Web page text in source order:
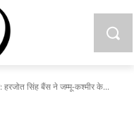
हरजोत सिंह बैंस ने जम्मू-कश्मीर के...